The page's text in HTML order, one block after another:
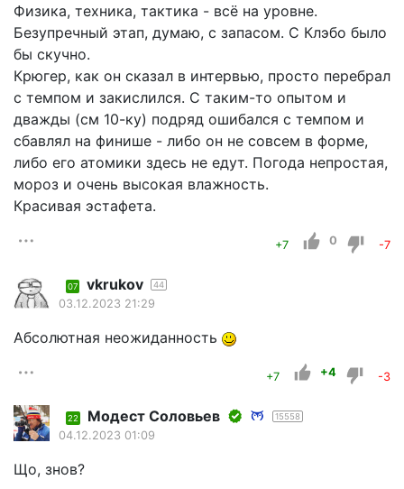
Физика, техника, тактика - всё на уровне.
Безупречный этап, думаю, с запасом. С Клэбо было
бы скучно.
Крюгер, как он сказал в интервью, просто перебрал
с темпом и закислился. С таким-то опытом и
дважды (см 10-ку) подряд ошибался с темпом и
сбавлял на финише - либо он не совсем в форме,
либо его атомики здесь не едут. Погода непростая,
мороз и очень высокая влажность.
Красивая эстафета.
+7 0 -7
07 vkrukov 44
03.12.2023 21:29
Абсолютная неожиданность
+7 +4 -3
22 Модест Соловьев 15558
04.12.2023 01:09
Що, знов?